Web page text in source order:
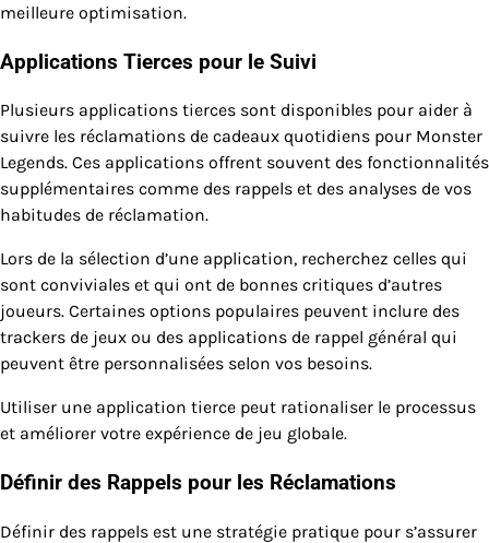
meilleure optimisation.
Applications Tierces pour le Suivi
Plusieurs applications tierces sont disponibles pour aider à
suivre les réclamations de cadeaux quotidiens pour Monster
Legends. Ces applications offrent souvent des fonctionnalités
supplémentaires comme des rappels et des analyses de vos
habitudes de réclamation.
Lors de la sélection d’une application, recherchez celles qui
sont conviviales et qui ont de bonnes critiques d’autres
joueurs. Certaines options populaires peuvent inclure des
trackers de jeux ou des applications de rappel général qui
peuvent être personnalisées selon vos besoins.
Utiliser une application tierce peut rationaliser le processus
et améliorer votre expérience de jeu globale.
Définir des Rappels pour les Réclamations
Définir des rappels est une stratégie pratique pour s’assurer